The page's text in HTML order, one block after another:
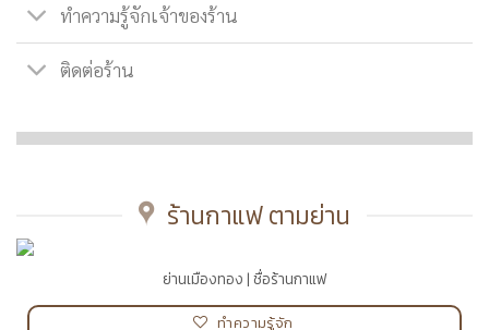
ทำความรู้จักเจ้าของร้าน
ติดต่อร้าน
ร้านกาแฟ ตามย่าน
ย่านเมืองทอง | ชื่อร้านกาแฟ
ทำความรู้จัก